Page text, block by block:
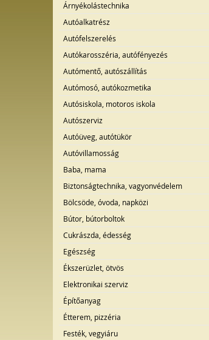
Árnyékolástechnika
Autóalkatrész
Autófelszerelés
Autókarosszéria, autófényezés
Autómentő, autószállítás
Autómosó, autókozmetika
Autósiskola, motoros iskola
Autószerviz
Autóüveg, autótükör
Autóvillamosság
Baba, mama
Biztonságtechnika, vagyonvédelem
Bölcsöde, óvoda, napközi
Bútor, bútorboltok
Cukrászda, édesség
Egészség
Ékszerüzlet, ötvös
Elektronikai szerviz
Építőanyag
Étterem, pizzéria
Festék, vegyiáru